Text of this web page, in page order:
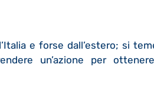
e forse dall’estero; si
un’azione per